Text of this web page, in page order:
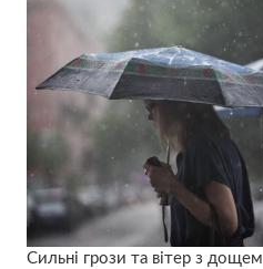
Cильні грози та вітер з